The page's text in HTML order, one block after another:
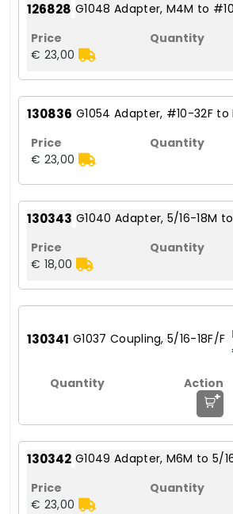
126828 G1048 Adapter, M4M to
€ 23,00
130836 G1054 Adapter, #10-32F to
€ 23,00
130343 G1040 Adapter, 5/16-18M
€ 18,00
130341 G1037 Coupling, 5/16-18F/F
+
130342 G1049 Adapter, M6M to 5/
€ 23,00